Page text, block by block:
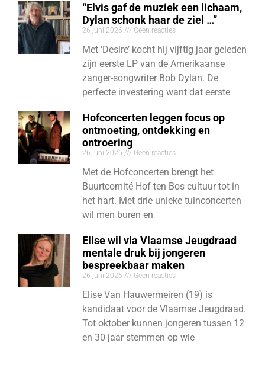
“Elvis gaf de muziek een lichaam,
Dylan schonk haar de ziel …”
26 juni 2026 Geen reacties
Met ‘Desire’ kocht hij vijftig jaar geleden
zijn eerste LP van de Amerikaanse
zanger-songwriter Bob Dylan. De
perfecte investering want dat eerste
Hofconcerten leggen focus op
ontmoeting, ontdekking en
ontroering
26 juni 2026 Geen reacties
Met de Hofconcerten brengt het
Buurtcomité Hof ten Bos cultuur tot in
het hart. Met drie unieke tuinconcerten
wil men buren en
Elise wil via Vlaamse Jeugdraad
mentale druk bij jongeren
bespreekbaar maken
26 juni 2026 Geen reacties
Elise Van Hauwermeiren (19) is
kandidaat voor de Vlaamse Jeugdraad.
Tot oktober kunnen jongeren tussen 12
en 30 jaar stemmen op wie